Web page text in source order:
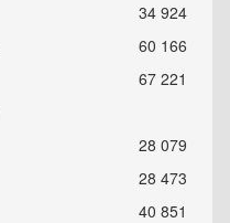
34 924
60 166
67 221
28 079
28 473
40 851